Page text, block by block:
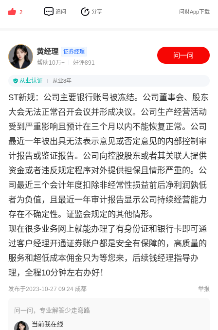
2 追问 分享 问财App下载
黄经理 证券经理
帮助10万+ 好评891
从业认证 从业8年
ST新规： 公司主要银行账号被冻结。 公司董事会、股东
大会无法正常召开会议并形成决议。 公司生产经营活动
受到严重影响且预计在三个月以内不能恢复正常。 公司
最近一年被出具无法表示意见或否定意见的内部控制审
计报告或鉴证报告。 公司向控股股东或者其关联人提供
资金或者违反规定程序对外提供担保且情形严重的。 公
司最近三个会计年度扣除非经常性损益前后净利润孰低
者为负值，且最近一年审计报告显示公司持续经营能力
存在不确定性。 证监会规定的其他情形。
现在很多业务网上就能办理了有身份证和银行卡即可通
过客户经理开通证券账户都是安全有保障的，高质量的
服务和超低成本佣金只为等您来，后续钱经理指导办
理，全程10分钟左右办好！
发布于2023-10-27 09:24 成都 举报
问一问，专业解答少走弯路
当前我在线